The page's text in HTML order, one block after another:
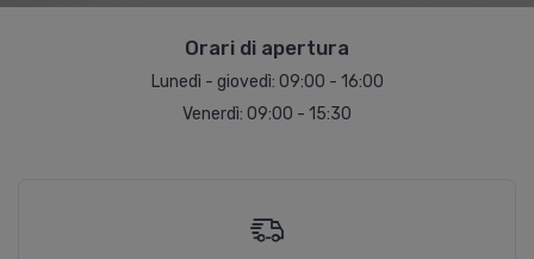
Orari di apertura
Lunedì - giovedì: 09:00 - 16:00
Venerdì: 09:00 - 15:30